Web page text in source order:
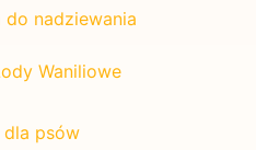
do nadziewania
Waniliowe
psów